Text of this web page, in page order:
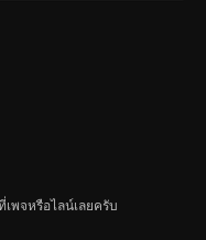
พจหรือไลน์เลยครับ